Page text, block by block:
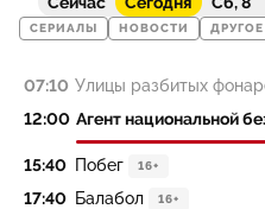
СЕРИАЛЫ НОВОСТИ ДРУГОЕ
07:10 Улицы разбитых
12:00 Агент национальной
15:40 Побег 16+
17:40 Балабол 16+